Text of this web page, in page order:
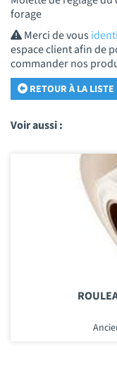
forage
Merci de vous
espace client afin de
commander nos
RETOUR À LA LISTE
Voir aussi :